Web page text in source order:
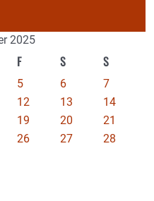
2025
F S S
5 6
7
12 13
14
19 20
21
26 27
28